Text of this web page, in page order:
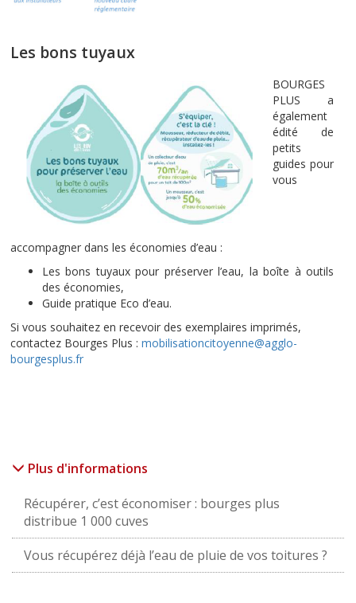
Les bons tuyaux
BOURGES
PLUS a
également
édité de
petits
guides pour
vous
accompagner dans les économies d’eau :
Les bons tuyaux pour préserver l’eau, la boîte à outils
des économies,
Guide pratique Eco d’eau.
Si vous souhaitez en recevoir des exemplaires imprimés,
contactez Bourges Plus : mobilisationcitoyenne@agglo-
bourgesplus.fr
Plus d'informations
Récupérer, c’est économiser : bourges plus
distribue 1 000 cuves
Vous récupérez déjà l’eau de pluie de vos toitures ?